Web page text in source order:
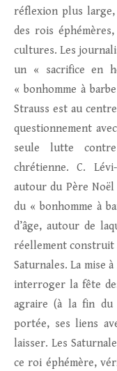
réflexion plus
des rois
cultures. Les
un « sacrifice en
« bonhomme à
Strauss est au
questionnement
seule lutte
chrétienne. C.
autour du Père Noël
du « bonhomme à
d’âge, autour de
réellement construit
Saturnales. La mise
interroger la fête
agraire (à la fin du
portée, ses liens
laisser. Les
ce roi éphémère,